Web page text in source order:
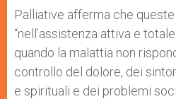
Palliative afferma che
“nell’assistenza attiva e
quando la malattia non
controllo del dolore, dei
e spirituali e dei problemi